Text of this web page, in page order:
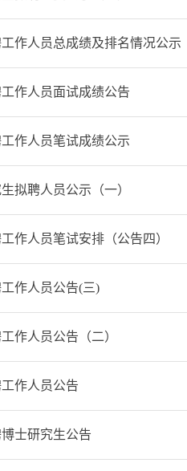
作人员总成绩及排名情况公示
作人员面试成绩公告
作人员笔试成绩公示
拟聘人员公示（一）
作人员笔试安排（公告四）
作人员公告(三)
作人员公告（二）
作人员公告
士研究生公告